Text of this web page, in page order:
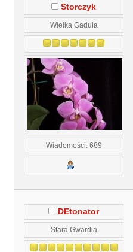
Storczyk
Wielka Gaduła
Wiadomości: 689
DEtonator
Stara Gwardia